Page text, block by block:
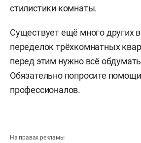
стилистики комнаты.
Существует ещё много других
переделок трёхкомнатных
перед этим нужно всё
Обязательно попросите
профессионалов.
На правах рекламы